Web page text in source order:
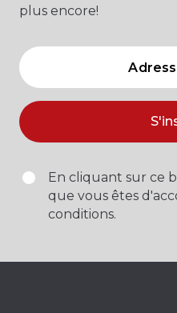
plus encore!
En cliquant sur ce
que vous êtes
conditions.